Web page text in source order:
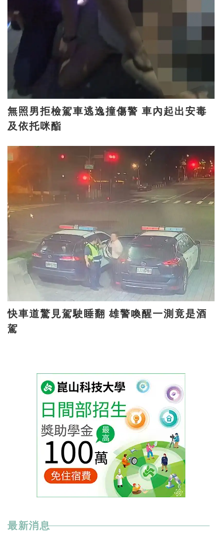
無照男拒檢駕車逃逸撞傷警 車內起出安毒
及依托咪酯
快車道驚見駕駛睡翻 雄警喚醒一測竟是酒
駕
最新消息